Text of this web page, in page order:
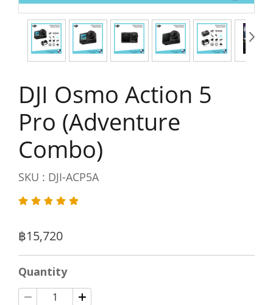
DJI Osmo Action 5
Pro (Adventure
Combo)
SKU : DJI-ACP5A
฿15,720
Quantity